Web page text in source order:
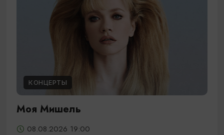
КОНЦЕРТЫ
Моя Мишель
08.08.2026 19:00